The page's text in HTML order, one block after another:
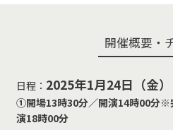
開催概要・
日程： 2025年1月24日（金）
①開場13時30分／開演14時00分
演18時00分